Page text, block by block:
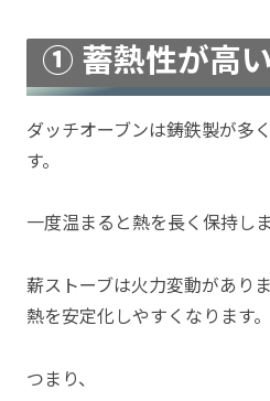
① 蓄熱性が高い
ダッチオーブンは鋳鉄製が多
す。
一度温まると熱を長く保持しま
薪ストーブは火力変動があり
熱を安定化しやすくなります。
つまり、